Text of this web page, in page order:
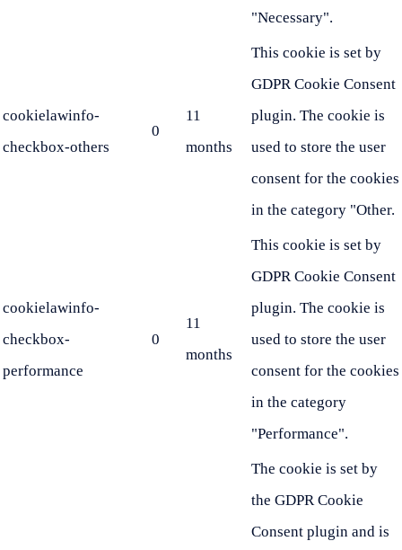
"Necessary".
cookielawinfo-
checkbox-others
0
11
months
This cookie is set by
GDPR Cookie Consent
plugin. The cookie is
used to store the user
consent for the cookies
in the category "Other.
cookielawinfo-
checkbox-
performance
0
11
months
This cookie is set by
GDPR Cookie Consent
plugin. The cookie is
used to store the user
consent for the cookies
in the category
"Performance".
The cookie is set by
the GDPR Cookie
Consent plugin and is